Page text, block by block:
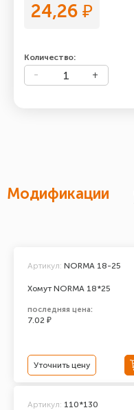
24,26 ₽
Количество:
Модификации
Хомут NORMA 18*25
Артикул: NORMA 18-25
последняя цена:
7.02 ₽
Уточнить цену
Артикул: 110*130